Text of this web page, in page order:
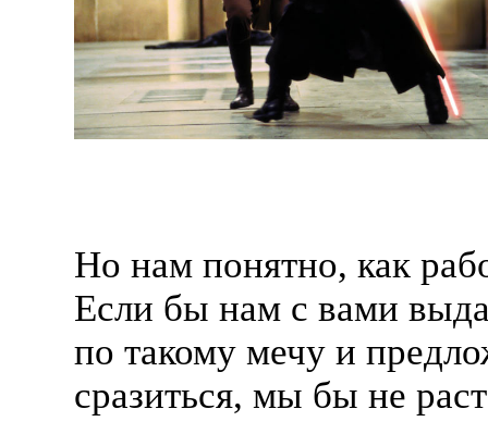
Но нам понятно, как
Если бы нам с вами
по такому мечу и
сразиться, мы бы не